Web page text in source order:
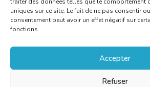
uniques sur ce site. Le fait de ne pas consentir
consentement peut avoir un effet négatif sur
fonctions.
Accepter
Refuser